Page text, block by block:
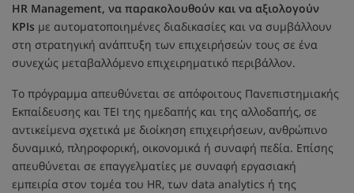
HR Management, να παρακολουθούν και να αξιολογούν
KPIs με αυτοματοποιημένες διαδικασίες και να συμβάλλουν
στη στρατηγική ανάπτυξη των επιχειρήσεών τους σε ένα
συνεχώς μεταβαλλόμενο επιχειρηματικό περιβάλλον.
Το πρόγραμμα απευθύνεται σε απόφοιτους Πανεπιστημιακής
Εκπαίδευσης και ΤΕΙ της ημεδαπής και της αλλοδαπής, σε
αντικείμενα σχετικά με διοίκηση επιχειρήσεων, ανθρώπινο
δυναμικό, πληροφορική, οικονομικά ή συναφή πεδία. Επίσης
απευθύνεται σε επαγγελματίες με συναφή εργασιακή
εμπειρία στον τομέα του HR, των data analytics ή της